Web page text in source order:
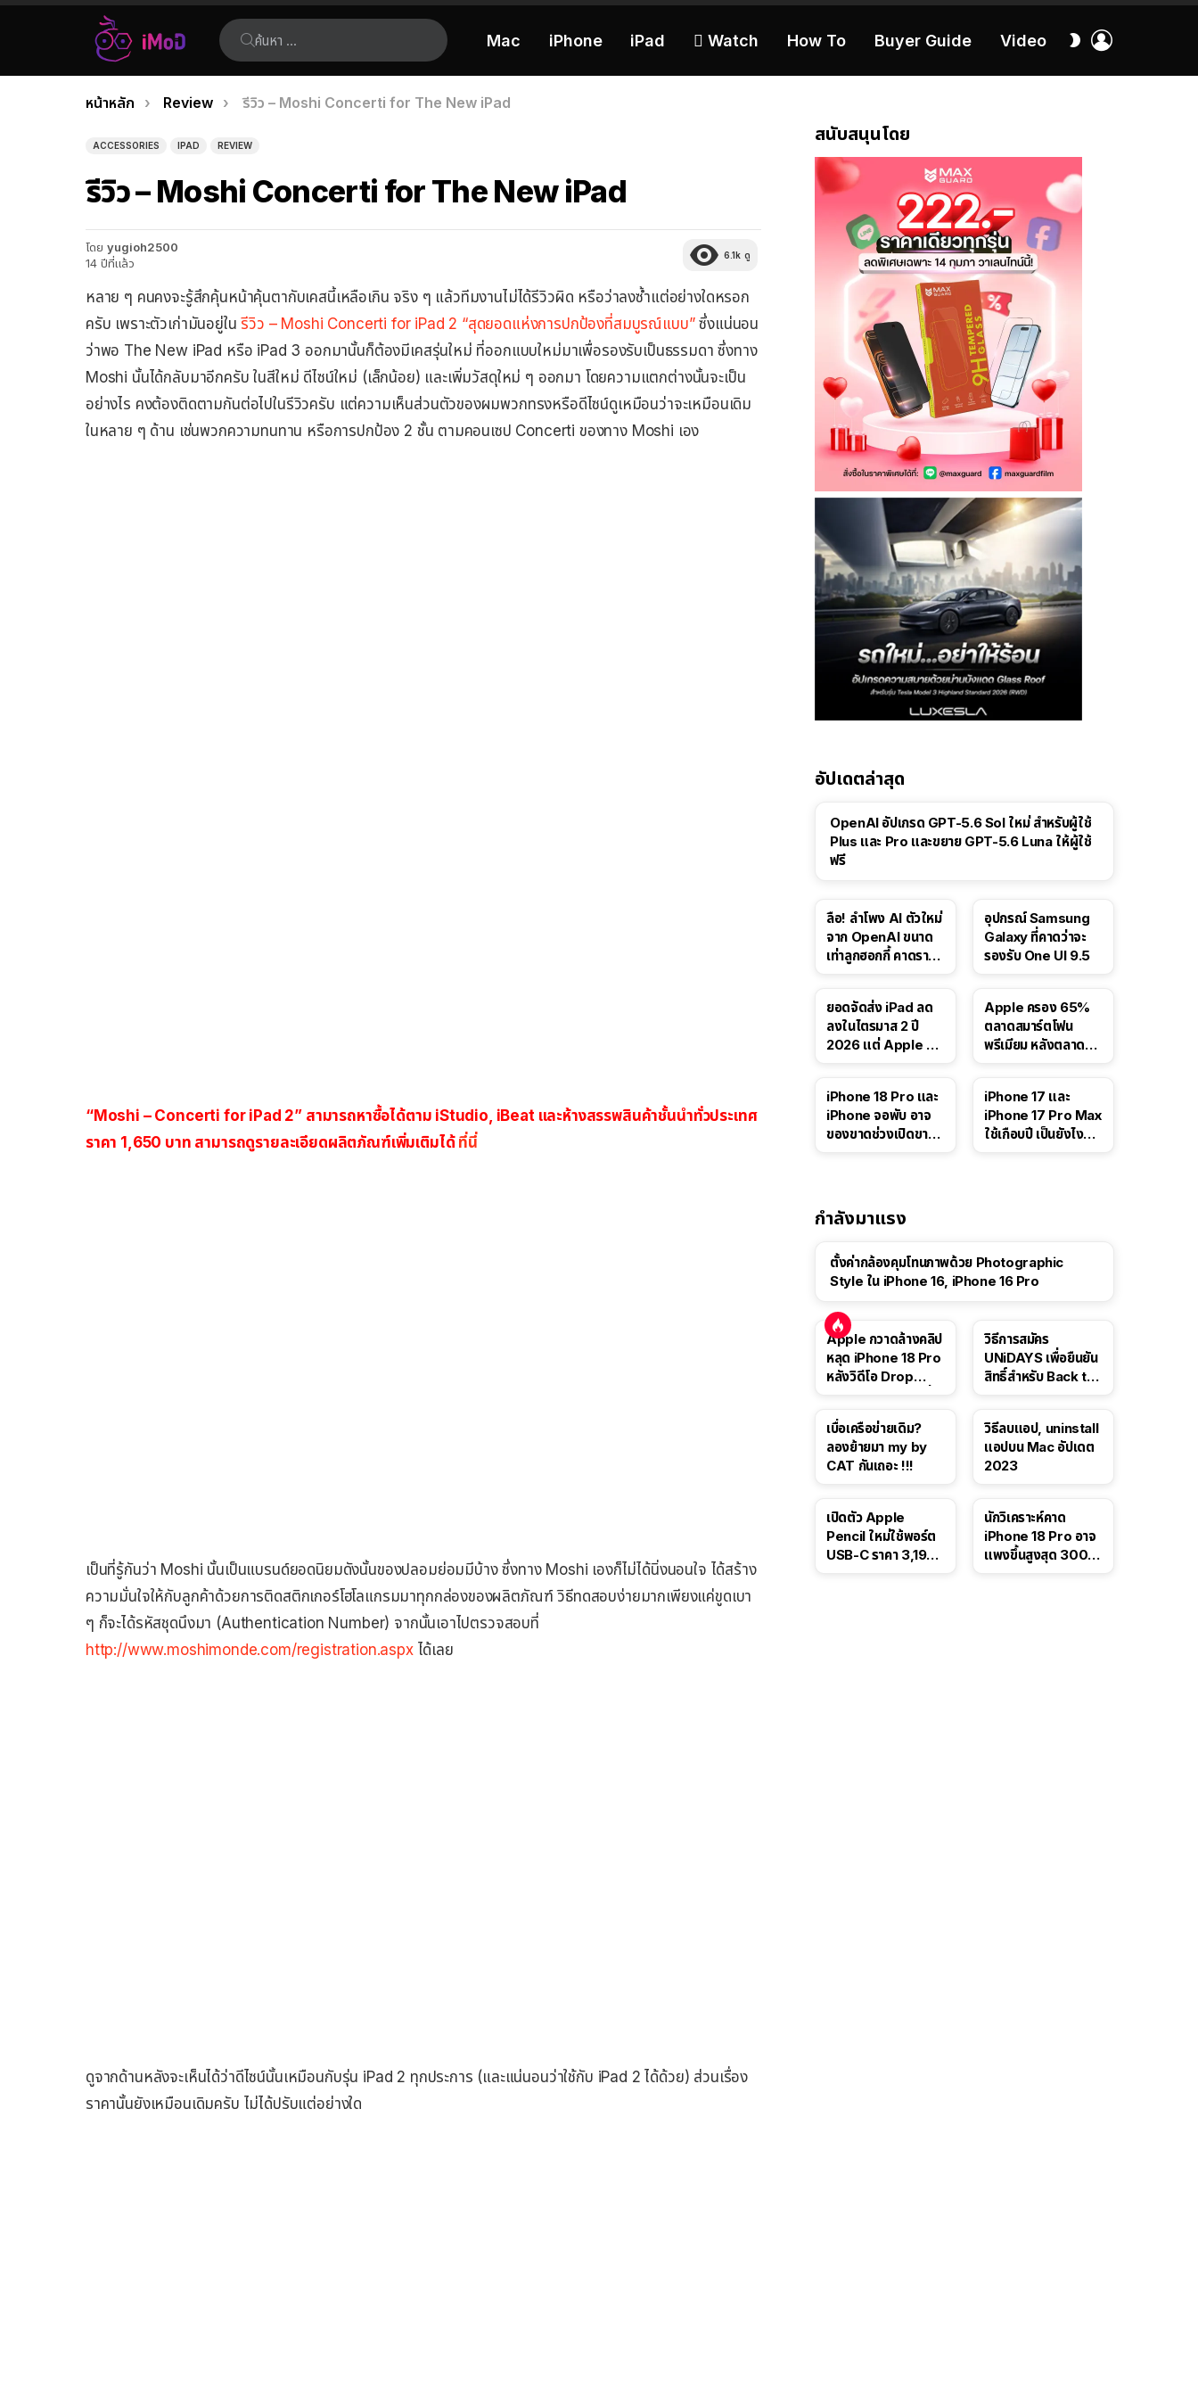
ค้นหา:
Mac iPhone iPad  Watch How To Buyer Guide Video
สลับ
เรื่อง
ล่าสุด
คุณอยู่ที่นี่:
หน้าหลัก Review รีวิว – Moshi Concerti for The New iPad
ACCESSORIES IPAD REVIEW
รีวิว – Moshi Concerti for The New iPad
โดย yugioh2500
14 ปีที่แล้ว
6.1k ดู
หลาย ๆ คนคงจะรู้สึกคุ้นหน้าคุ้นตากับเคสนี้เหลือเกิน จริง ๆ แล้วทีมงานไม่ได้รีวิวผิด หรือว่าลงซ้ำแต่อย่างใดหรอก
ครับ เพราะตัวเก่ามันอยู่ในรีวิว – Moshi Concerti for iPad 2 “สุดยอดแห่งการปกป้องที่สมบูรณ์แบบ”ซึ่งแน่นอน
ว่าพอ The New iPad หรือ iPad 3 ออกมานั้นก็ต้องมีเคสรุ่นใหม่ ที่ออกแบบใหม่มาเพื่อรองรับเป็นธรรมดา ซึ่งทาง
Moshi นั้นได้กลับมาอีกครับ ในสีใหม่ ดีไซน์ใหม่ (เล็กน้อย) และเพิ่มวัสดุใหม่ ๆ ออกมา โดยความแตกต่างนั้นจะเป็น
อย่างไร คงต้องติดตามกันต่อไปในรีวิวครับ แต่ความเห็นส่วนตัวของผมพวกทรงหรือดีไซน์ดูเหมือนว่าจะเหมือนเดิม
ในหลาย ๆ ด้าน เช่นพวกความทนทาน หรือการปกป้อง 2 ชั้น ตามคอนเซป Concerti ของทาง Moshi เอง
“Moshi – Concerti for iPad 2” สามารถหาซื้อได้ตาม iStudio, iBeat และห้างสรรพสินค้าชั้นนำทั่วประเทศ
ราคา 1,650 บาท สามารถดูรายละเอียดผลิตภัณฑ์เพิ่มเติมได้ ที่นี่
เป็นที่รู้กันว่า Moshi นั้นเป็นแบรนด์ยอดนิยมดังนั้นของปลอมย่อมมีบ้าง ซึ่งทาง Moshi เองก็ไม่ได้นิ่งนอนใจ ได้สร้าง
ความมั่นใจให้กับลูกค้าด้วยการติดสติกเกอร์โฮโลแกรมมาทุกกล่องของผลิตภัณฑ์ วิธีทดสอบง่ายมากเพียงแค่ขูดเบา
ๆ ก็จะได้รหัสชุดนึงมา (Authentication Number) จากนั้นเอาไปตรวจสอบที่
http://www.moshimonde.com/registration.aspxได้เลย
ดูจากด้านหลังจะเห็นได้ว่าดีไซน์นั้นเหมือนกับรุ่น iPad 2 ทุกประการ (และแน่นอนว่าใช้กับ iPad 2 ได้ด้วย) ส่วนเรื่อง
ราคานั้นยังเหมือนเดิมครับ ไม่ได้ปรับแต่อย่างใด
สนับสนุนโดย
อัปเดตล่าสุด
OpenAI อัปเกรด GPT-5.6 Sol ใหม่ สำหรับผู้ใช้
Plus และ Pro และขยาย GPT-5.6 Luna ให้ผู้ใช้
ฟรี
ลือ! ลำโพง AI ตัวใหม่
จาก OpenAI ขนาด
เท่าลูกฮอกกี้ คาดราคา
อุปกรณ์ Samsung
Galaxy ที่คาดว่าจะ
รองรับ One UI 9.5
ยอดจัดส่ง iPad ลด
ลงในไตรมาส 2 ปี
2026 แต่ Apple ยัง
Apple ครอง 65%
ตลาดสมาร์ตโฟน
พรีเมียม หลังตลาดทำ
iPhone 18 Pro และ
iPhone จอพับ อาจ
ของขาดช่วงเปิดขาย
iPhone 17 และ
iPhone 17 Pro Max
ใช้เกือบปี เป็นยังไง
กำลังมาแรง
ตั้งค่ากล้องคุมโทนภาพด้วย Photographic
Style ใน iPhone 16, iPhone 16 Pro
Apple กวาดล้างคลิป
หลุด iPhone 18 Pro
หลังวิดีโอ Drop
วิธีการสมัคร
UNiDAYS เพื่อยืนยัน
สิทธิ์สำหรับ Back to
เบื่อเครือข่ายเดิม?
ลองย้ายมา my by
CAT กันเถอะ !!!
วิธีลบแอป, uninstall
แอปบน Mac อัปเดต
2023
เปิดตัว Apple
Pencil ใหม่ใช้พอร์ต
USB-C ราคา 3,190
นักวิเคราะห์คาด
iPhone 18 Pro อาจ
แพงขึ้นสูงสุด 300